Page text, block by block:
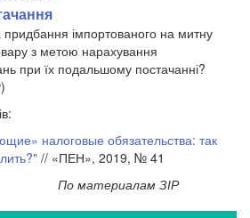
придбання імпортованого на митну
з метою нарахування
при їх подальшому постачанні?
налоговые обязательства: так
// «ПЕН», 2019, № 41
По материалам ЗІР